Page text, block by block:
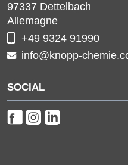
97337 Dettelbach
Allemagne
+49 9324 91990
info@knopp-
SOCIAL